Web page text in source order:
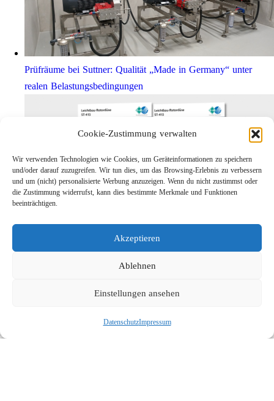
Cookie-Zustimmung verwalten
Wir verwenden Technologien wie Cookies, um Geräteinformationen zu speichern
und/oder darauf zuzugreifen. Wir tun dies, um das Browsing-Erlebnis zu verbessern
und um (nicht) personalisierte Werbung anzuzeigen. Wenn du nicht zustimmst oder
die Zustimmung widerrufst, kann dies bestimmte Merkmale und Funktionen
beeinträchtigen.
Akzeptieren
Ablehnen
Einstellungen ansehen
DatenschutzImpressum
Prüfräume bei Suttner: Qualität „Made in Germany“ unter
realen Belastungsbedingungen
Links
Suche